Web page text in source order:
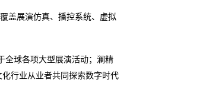
盖展演仿真、播控系统、虚拟
全球各项大型展演活动；澜精
行业从业者共同探索数字时代